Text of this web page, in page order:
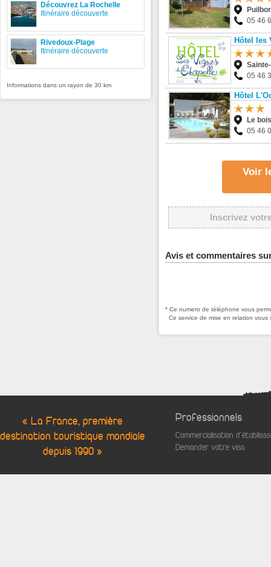
05 46
Hôtel les
05 46
Hôtel
Le
05 46
Voir
Inscrivez
Avis et commentaires
* Ce numero de téléphone vous
Ce service de mise en relation
Découvrez La Rochelle
Itinéraire découverte
Rivedoux-Plage
Itinéraire découverte
Informations dans un rayon de 30 km
« La France, première
destination touristique mondiale
depuis 1990 »
Professionnels
Commercialisation
Demander votre visa